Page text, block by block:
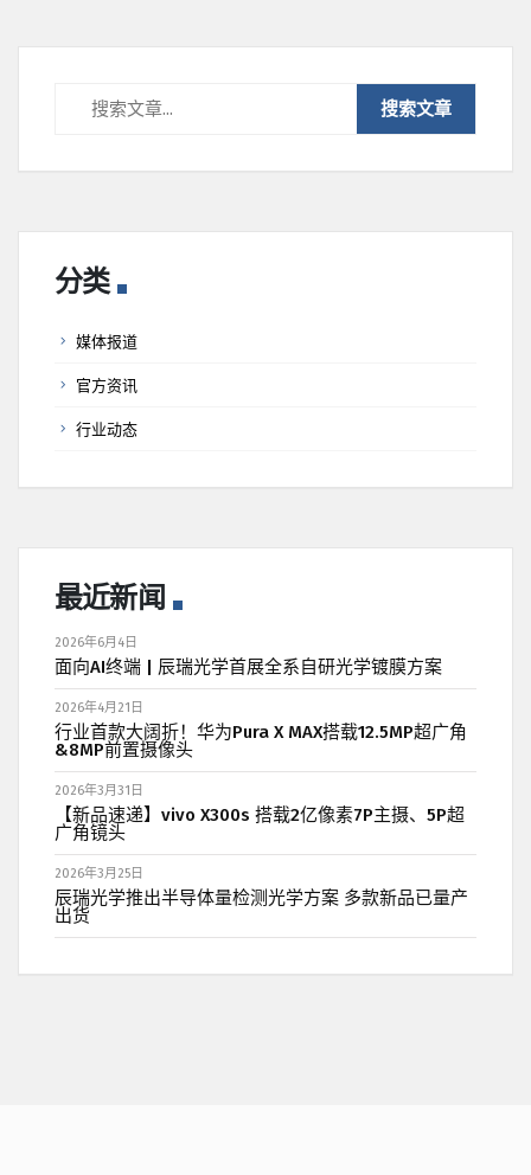
分类
媒体报道
官方资讯
行业动态
最近新闻
2026年6月4日
面向AI终端 | 辰瑞光学首展全系自研光学镀膜方案
2026年4月21日
行业首款大阔折！华为Pura X MAX搭载12.5MP超广角
&8MP前置摄像头
2026年3月31日
【新品速递】vivo X300s 搭载2亿像素7P主摄、5P超
广角镜头
2026年3月25日
辰瑞光学推出半导体量检测光学方案 多款新品已量产
出货